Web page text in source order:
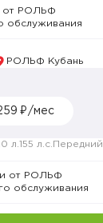
от РОЛЬФ
обслуживания
РОЛЬФ Кубань
₽/мес
л. 155 л.с. Передний
от РОЛЬФ
обслуживания